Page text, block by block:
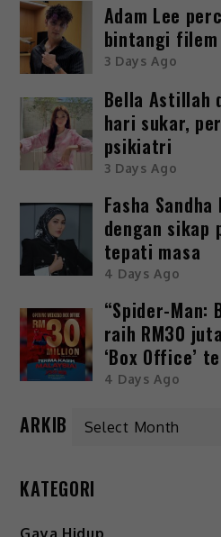
Adam Lee
bintangi
3 Days Ago
Bella Astillah
hari sukar,
psikiatri
3 Days Ago
Fasha
dengan sikap
tepati masa
4 Days Ago
“Spider-Man:
raih RM30
‘Box Office’
4 Days Ago
ARKIB
KATEGORI